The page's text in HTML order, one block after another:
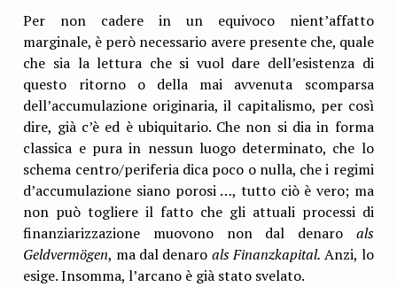
Per non cadere in un equivoco nient’affatto
marginale, è però necessario avere presente che, quale
che sia la lettura che si vuol dare dell’esistenza di
questo ritorno o della mai avvenuta scomparsa
dell’accumulazione originaria, il capitalismo, per così
dire, già c’è ed è ubiquitario. Che non si dia in forma
classica e pura in nessun luogo determinato, che lo
schema centro/periferia dica poco o nulla, che i regimi
d’accumulazione siano porosi …, tutto ciò è vero; ma
non può togliere il fatto che gli attuali processi di
finanziarizzazione muovono non dal denaro als
Geldvermögen, ma dal denaro als Finanzkapital. Anzi, lo
esige. Insomma, l’arcano è già stato svelato.